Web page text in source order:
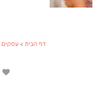
דף הבית > עסקים